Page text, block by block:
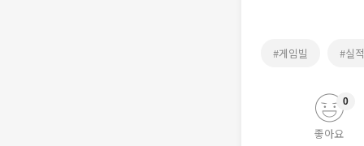
#게임빌 #실적
좋아요
0